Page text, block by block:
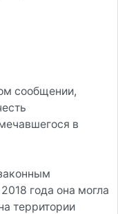
сообщении,
в
года она могла
территории